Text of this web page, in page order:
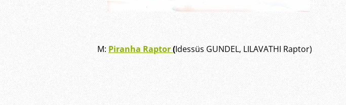
M: Piranha Raptor(Idessüs GUNDEL, LILAVATHI Raptor)